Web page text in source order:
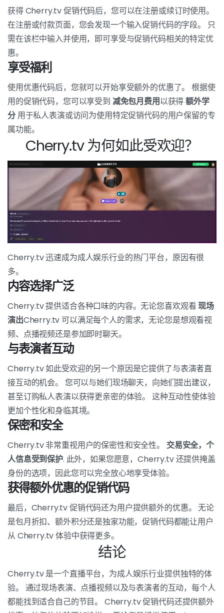
获得 Cherry.tv 促销代码后，您可以在注册或续订时使用。
在注册或付款页面，您会发现一个输入促销代码的字段。 只
需在该栏中输入并使用，即可享受与促销代码相关的特定优
惠。
享受福利
使用优惠代码后，您就可以开始享受额外的优惠了。 根据使
用的促销代码，您可以享受到 减免包月费用以获得额外学
分 用于私人表演或访问为使用特定促销代码的用户保留的专
属功能。
Cherry.tv 为何如此受欢迎？
Cherry.tv 迅速成为成人娱乐行业的热门平台，原因有很
多。
内容选择广泛
Cherry.tv 提供适合各种口味的内容。无论您喜欢观看现场
演出Cherry.tv 可以满足每个人的需求，无论您是想观看视
频、点播视频还是参加即时聊天。
与表演者互动
Cherry.tv 如此受欢迎的另一个原因是它提供了与表演者直
接互动的机会。 您可以与她们现场聊天，向她们提出建议，
甚至订购私人表演以获得更亲密的体验。 这种互动性使体验
更加个性化和身临其境。
保密和安全
Cherry.tv 非常重视用户的保密性和安全性。 交易安全，个
人信息受到保护. 此外，如果您愿意，Cherry.tv 还提供掩盖
身份的选项，因此您可以完全放心地享受体验。
获得额外优惠的促销代码
最后，Cherry.tv 促销代码还为用户提供额外的优惠。 无论
是包月折扣、额外积分还是独家功能，促销代码都能让用户
从 Cherry.tv 体验中获得更多。
结论
Cherry.tv 是一个直播平台，为成人娱乐行业提供独特的体
验。 通过现场表演、点播视频以及与表演者的互动，每个人
都能找到适合自己的节目。 Cherry.tv 促销代码还提供额外